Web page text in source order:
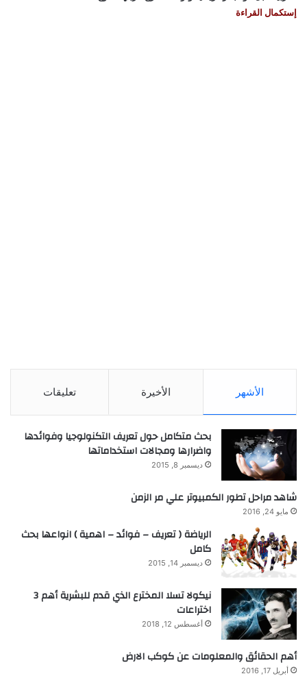
إستكمال القراءة
الأشهر الأخيرة تعليقات
بحث متكامل حول تعريف التكنولوجيا وفوائدها
واضرارها ومجالات استخداماتها
ديسمبر 8, 2015
شاهد مراحل تطور الكمبيوتر علي مر الزمن
مايو 24, 2016
الرياضة ( تعريف – فوائد – اهمية ) انواعها بحث
كامل
ديسمبر 14, 2015
نيكولا تسلا المخترع الذي قدم للبشرية أهم 3
اختراعات
أغسطس 12, 2018
أهم الحقائق والمعلومات عن كوكب الارض
أبريل 17, 2016